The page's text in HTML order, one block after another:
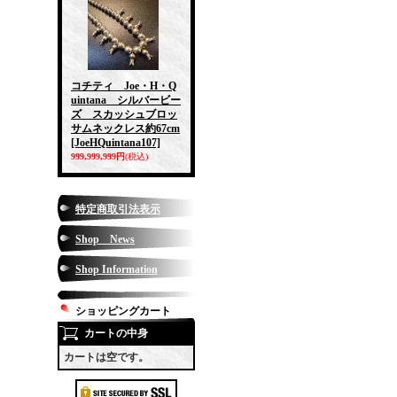
コチティ Joe・H・Q
uintana シルバービー
ズ スカッシュブロッ
サムネックレス約67cm
[JoeHQuintana107]
999,999,999円(税込)
特定商取引法表示
Shop News
Shop Information
ショッピングカート
カートの中身
カートは空です。